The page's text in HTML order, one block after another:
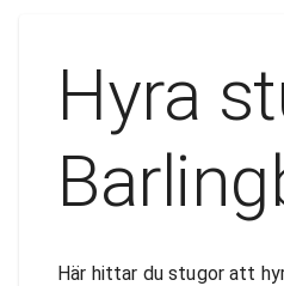
Hyra
Här hittar du stugor att